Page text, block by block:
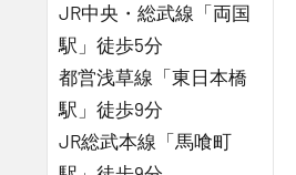
JR中央・総武線「両国
駅」徒歩5分
都営浅草線「東日本橋
駅」徒歩9分
JR総武本線「馬喰町